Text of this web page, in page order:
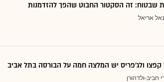
שבטוח: זה הסקטור החבוט שהפך להזדמנות
אריאל
קפצו ולג'פריס יש המלצה חמה על הבורסה בתל אביב
חביב-ולדהורן